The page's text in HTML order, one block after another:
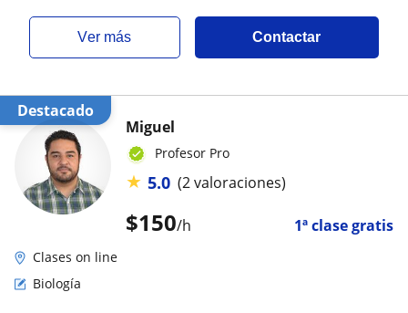
ver más Contactar
Destacado
$150/h 1ª clase gratis
Miguel
Profesor Pro
★ 5.0 (2 valoraciones)
Clases on line
Biología